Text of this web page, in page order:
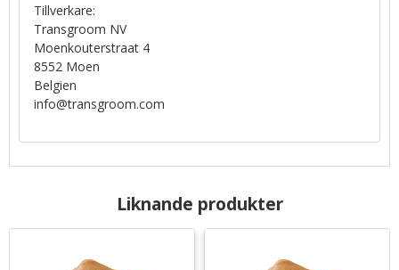
Tillverkare:
Transgroom NV
Moenkouterstraat 4
8552 Moen
Belgien
info@transgroom.com
Liknande produkter